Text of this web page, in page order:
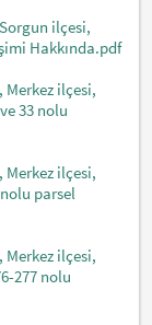
ilçesi,
Hakkında.pdf
Merkez ilçesi,
33 nolu
Merkez ilçesi,
parsel
Merkez ilçesi,
277 nolu